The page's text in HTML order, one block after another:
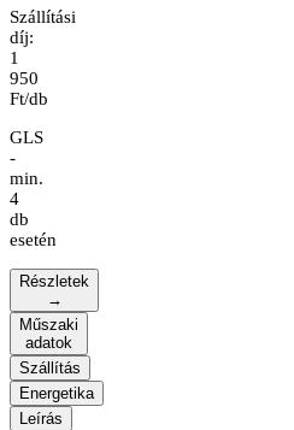
Szállítási
díj:
1
950
Ft/db
GLS
-
min.
4
db
esetén
Részletek
→
Műszaki
adatok
Szállítás
Energetika
Leírás